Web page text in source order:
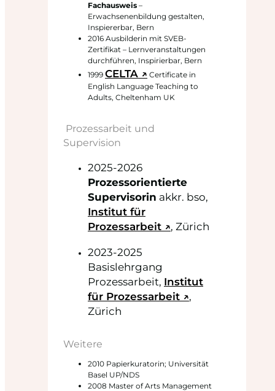
Fachausweis –
Erwachsenenbildung gestalten,
Inspiererbar, Bern
2016 Ausbilderin mit SVEB-
Zertifikat – Lernveranstaltungen
durchführen, Inspirierbar, Bern
1999 CELTA ↗ Certificate in
English Language Teaching to
Adults, Cheltenham UK
Prozessarbeit und
Supervision
2025-2026
Prozessorientierte
Supervisorin akkr. bso,
Institut für
Prozessarbeit ↗, Zürich
2023-2025
Basislehrgang
Prozessarbeit, Institut
für Prozessarbeit ↗,
Zürich
Weitere
2010 Papierkuratorin; Universität
Basel UP/NDS
2008 Master of Arts Management